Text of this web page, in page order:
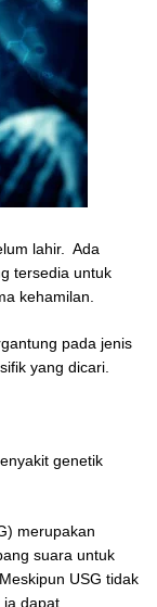
lahir. Ada
tersedia untuk
kehamilan.
pada jenis
yang dicari.
genetik
merupakan
suara untuk
USG tidak
ia dapat